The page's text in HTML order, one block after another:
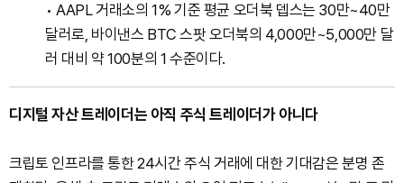
• AAPL 거래소의 1% 기준 평균 오더북 뎁스는 30만~40만
달러로, 바이낸스 BTC 스팟 오더북의 4,000만~5,000만 달
러 대비 약 100분의 1 수준이다.
디지털 자산 트레이더는 아직 주식 트레이더가 아니다
크립토 인프라를 통한 24시간 주식 거래에 대한 기대감은 분명 존